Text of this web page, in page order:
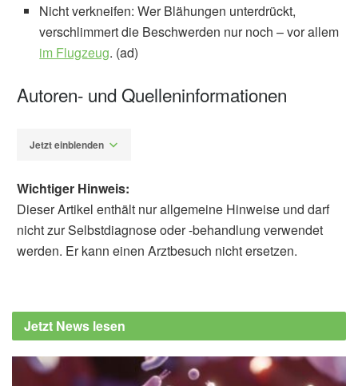
Nicht verkneifen: Wer Blähungen unterdrückt,
verschlimmert die Beschwerden nur noch – vor allem
im Flugzeug. (ad)
Autoren- und Quelleninformationen
Jetzt einblenden
So sorgen Sie für Linderung, (Abruf:
17.07.2019),
Berufsverband Deutscher Internisten: Was
gegen Blähungen hilft, (Abruf: 17.07.2019),
Wichtiger Hinweis:
Dieser Artikel enthält nur allgemeine Hinweise und darf
nicht zur Selbstdiagnose oder -behandlung verwendet
werden. Er kann einen Arztbesuch nicht ersetzen.
Jetzt News lesen